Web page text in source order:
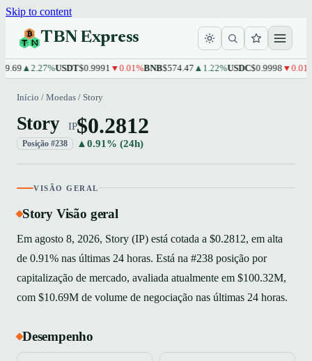
Skip to content
TBN Express
▲2.27%USDT$0.9991▼0.01%BNB$574.47▲1.22%USDC$0.9998▼0.01%
Início / Moedas / Story
Story IP
Posição #238
$0.2812
▲0.91% (24h)
VISÃO GERAL
Story Visão geral
Em agosto 8, 2026, Story (IP) está cotada a $0.2812, em alta
de 0.91% nas últimas 24 horas. Está na #238 posição por
capitalização de mercado, avaliada atualmente em $100.32M,
com $10.69M de volume de negociação nas últimas 24 horas.
Desempenho